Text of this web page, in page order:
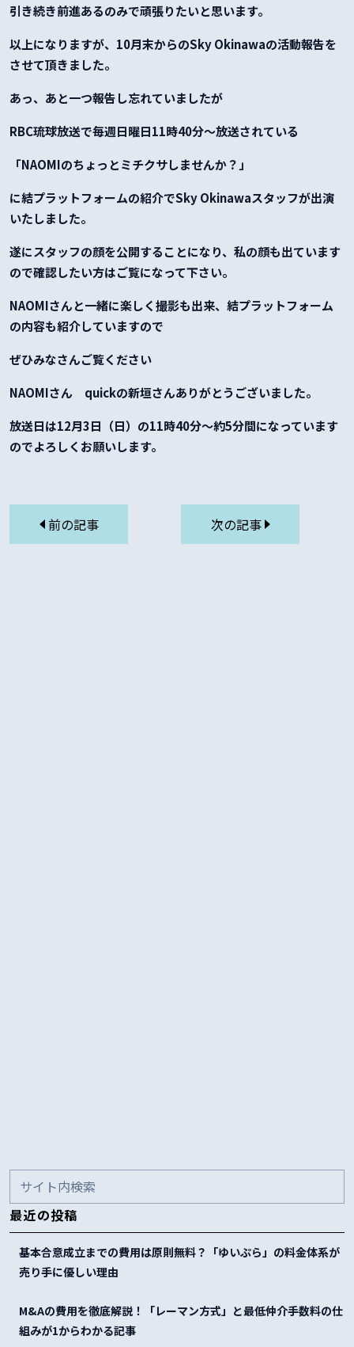
引き続き前進あるのみで頑張りたいと思います。
以上になりますが、10月末からのSky Okinawaの活動報告を
させて頂きました。
あっ、あと一つ報告し忘れていましたが
RBC琉球放送で毎週日曜日11時40分～放送されている
「NAOMIのちょっとミチクサしませんか？」
に結プラットフォームの紹介でSky Okinawaスタッフが出演
いたしました。
遂にスタッフの顔を公開することになり、私の顔も出ています
ので確認したい方はご覧になって下さい。
NAOMIさんと一緒に楽しく撮影も出来、結プラットフォーム
の内容も紹介していますので
ぜひみなさんご覧ください
NAOMIさん quickの新垣さんありがとうございました。
放送日は12月3日（日）の11時40分～約5分間になっています
のでよろしくお願いします。
前の記事 次の記事
最近の投稿
基本合意成立までの費用は原則無料？「ゆいぷら」の料金体系が
売り手に優しい理由
M&Aの費用を徹底解説！「レーマン方式」と最低仲介手数料の仕
組みが1からわかる記事